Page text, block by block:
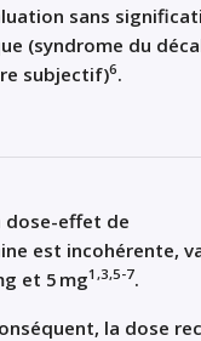
sans
(syndrome du
subjectif)6.
dose-effet de
est incohérente,
et 5 mg1 ,3,5-7.
la dose